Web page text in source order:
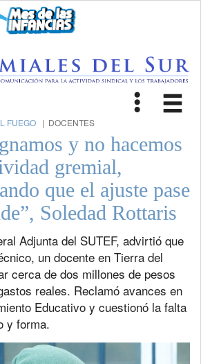
Toggle
FUEGO | DOCENTES
y no hacemos
gremial,
que el ajuste pase
Soledad Rottaris
Adjunta del SUTEF, advirtió que
un docente en Tierra del
cerca de dos millones de pesos
reales. Reclamó avances en
Educativo y cuestionó la falta
y forma.